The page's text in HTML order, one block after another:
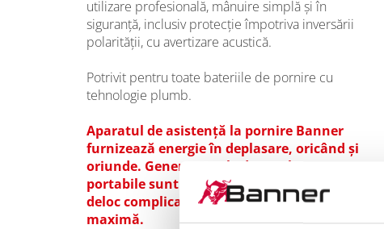
utilizare profesională, mânuire simplă şi în
siguranţă, inclusiv protecţie împotriva inversării
polarităţii, cu avertizare acustică.
Potrivit pentru toate bateriile de pornire cu
tehnologie plumb.
Aparatul de asistenţă la pornire Banner
furnizează energie în deplasare, oricând şi
oriunde. Generatoarele de accelerare start
portabile sunt pregătite de utilizare rapid şi
deloc complicat. Operare simplă şi siguranţă
maximă.